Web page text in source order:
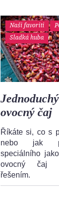
Naši favoriti
Sladká huba
ovocný čaj
Říkáte si, co s
nebo jak
speciálního
ovocný čaj
řešením.